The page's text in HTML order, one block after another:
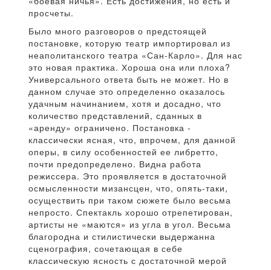
просчеты.
Было много разговоров о предстоящей
постановке, которую театр импортировал из
неаполитанского театра «Сан-Карло». Для нас
это новая практика. Хороша она или плоха?
Универсального ответа быть не может. Но в
данном случае это определенно оказалось
удачным начинанием, хотя и досадно, что
количество представлений, сданных в
«аренду» ограничено. Постановка -
классически ясная, что, впрочем, для данной
оперы, в силу особенностей ее либретто,
почти предопределено. Видна работа
режиссера. Это проявляется в достаточной
осмысленности мизансцен, что, опять-таки,
осуществить при таком сюжете было весьма
непросто. Спектакль хорошо отрепетирован,
артисты не «маются» из угла в угол. Весьма
благородна и стилистически выдержанна
сценография, сочетающая в себе
классическую ясность с достаточной мерой